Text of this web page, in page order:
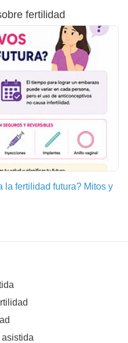
fertilidad
la fertilidad futura? Mitos y